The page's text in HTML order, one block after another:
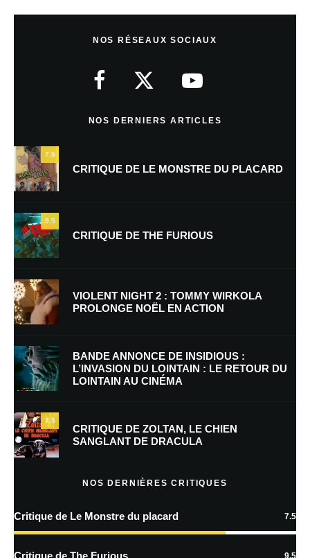
Nom*
E-mail *
Enregistrer mon nom, mon e-mail et mon site dans le navigateur pour
mon prochain commentaire.
plus sur la façon dont les données de vos commentaires sont
NOS RÉSEAUX SOCIAUX
NOS DERNIERS ARTICLES
7.5
CRITIQUE DE LE MONSTRE DU PLACARD
9.5
CRITIQUE DE THE FURIOUS
VIOLENT NIGHT 2 : TOMMY WIRKOLA
PROLONGE NOËL EN ACTION
BANDE ANNONCE DE INSIDIOUS :
L’INVASION DU LOINTAIN : LE RETOUR DU
LOINTAIN AU CINÉMA
7.5
CRITIQUE DE ZOLTAN, LE CHIEN
SANGLANT DE DRACULA
NOS DERNIÈRES CRITIQUES
Critique de Le Monstre du placard 7.5
9.5